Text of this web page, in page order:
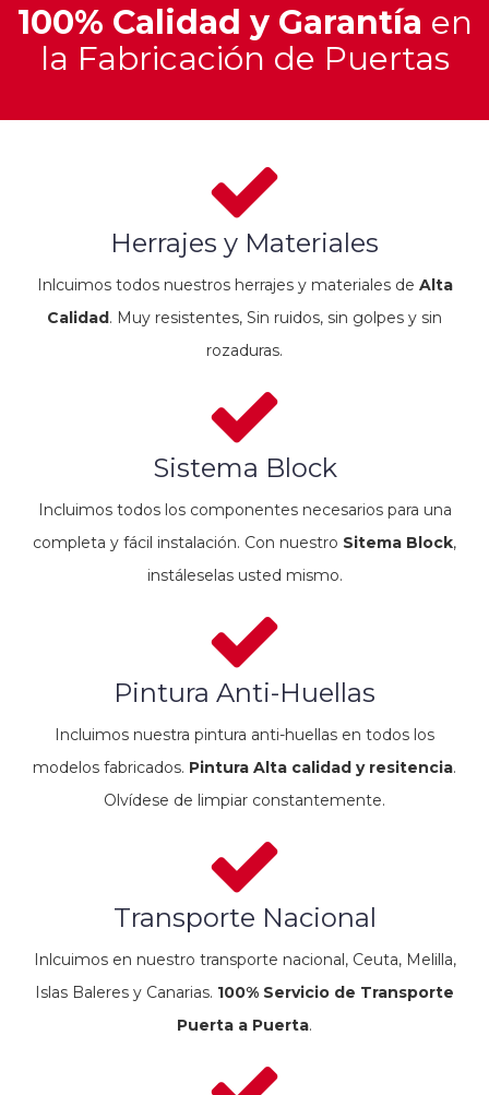
100% Calidad y Garantía en
la Fabricación de Puertas
Herrajes y Materiales
Inlcuimos todos nuestros herrajes y materiales de Alta
Calidad. Muy resistentes, Sin ruidos, sin golpes y sin
rozaduras.
Sistema Block
Incluimos todos los componentes necesarios para una
completa y fácil instalación. Con nuestro Sitema Block,
instáleselas usted mismo.
Pintura Anti-Huellas
Incluimos nuestra pintura anti-huellas en todos los
modelos fabricados. Pintura Alta calidad y resitencia.
Olvídese de limpiar constantemente.
Transporte Nacional
Inlcuimos en nuestro transporte nacional, Ceuta, Melilla,
Islas Baleres y Canarias. 100% Servicio de Transporte
Puerta a Puerta.